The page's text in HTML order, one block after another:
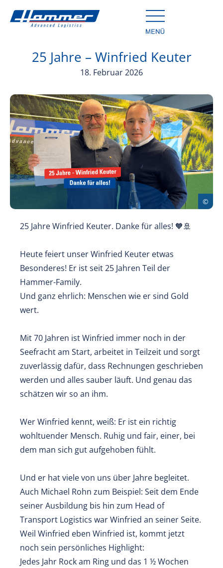
25 Jahre – Winfried Keuter
18. Februar 2026
25 Jahre Winfried Keuter. Danke für alles! 🧡🚢
Heute feiert unser Winfried Keuter etwas
Besonderes! Er ist seit 25 Jahren Teil der
Hammer-Family.
Und ganz ehrlich: Menschen wie er sind Gold
wert.
Mit 70 Jahren ist Winfried immer noch in der
Seefracht am Start, arbeitet in Teilzeit und sorgt
zuverlässig dafür, dass Rechnungen geschrieben
werden und alles sauber läuft. Und genau das
schätzen wir so an ihm.
Wer Winfried kennt, weiß: Er ist ein richtig
wohltuender Mensch. Ruhig und fair, einer, bei
dem man sich gut aufgehoben fühlt.
Und er hat viele von uns über Jahre begleitet.
Auch Michael Rohn zum Beispiel: Seit dem Ende
seiner Ausbildung bis hin zum Head of
Transport Logistics war Winfried an seiner Seite.
Weil Winfried eben Winfried ist, kommt jetzt
noch sein persönliches Highlight:
Jedes Jahr Rock am Ring und das 1 ½ Wochen